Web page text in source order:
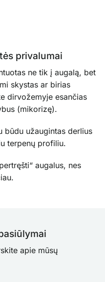
privalumai
ne tik į augalą, bet
skystas ar birias
dirvožemyje esančias
(mikorizę).
būdu užaugintas derlius
terpenų profiliu.
augalus, nes
apie mūsų